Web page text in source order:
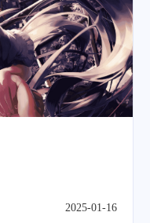
2025-01-16